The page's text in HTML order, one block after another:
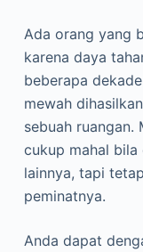
Ada orang yang
karena daya
beberapa
mewah
sebuah ruangan.
cukup mahal bila
lainnya, tapi
peminatnya.
Anda dapat